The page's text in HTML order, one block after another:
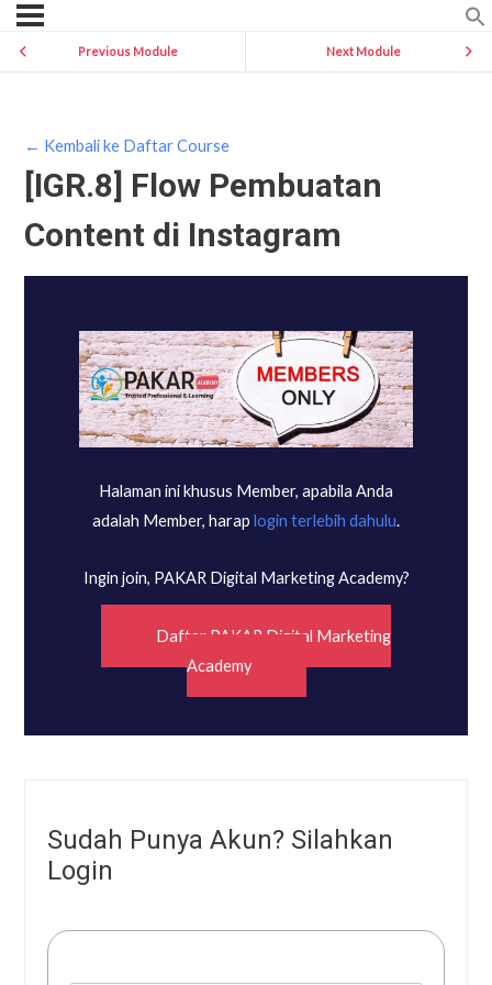
Previous Module Next Module
← Kembali ke Daftar Course
[IGR.8] Flow Pembuatan
Content di Instagram
Halaman ini khusus Member, apabila Anda
adalah Member, harap login terlebih dahulu.
Ingin join, PAKAR Digital Marketing Academy?
Daftar PAKAR Digital Marketing
Academy
Sudah Punya Akun? Silahkan
Login